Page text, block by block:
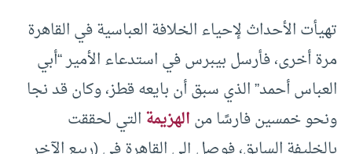
تهيأت الأحداث لإحياء الخلافة العباسية في القاهرة
مرة أخرى، فأرسل بيبرس في استدعاء الأمير “أبي
العباس أحمد” الذي سبق أن بايعه قطز، وكان قد نجا
ونحو خمسين فارسًا منالهزيمةالتي لحققت